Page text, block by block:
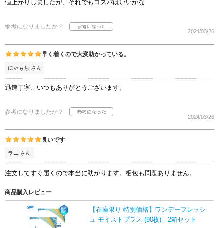
値上がりしましたが、それでもコスパはいいかな
参考になりましたか？
2024/03/26
早く着くので大変助かっている。
にゃもち さん
迅速丁寧、いつもありがとうございます。
参考になりましたか？
2024/03/26
良いです
ラニ さん
注文してすぐ届くので本当に助かります。梱包も問題ありません。
商品購入レビュー
【在庫限り 特別価格】ワンデーフレッシ
ュ モイストプラス (90枚) 2箱セット